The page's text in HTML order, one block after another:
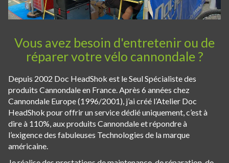
Vous avez besoin d'entretenir ou de
réparer votre vélo cannondale ?
Depuis 2002 Doc HeadShok est le Seul Spécialiste des
produits Cannondale en France. Après 6 années chez
Cannondale Europe (1996/2001), j’ai créé l’Atelier Doc
HeadShok pour offrir un service dédié uniquement, c’est à
dire à 110%, aux produits Cannondale et répondre à
l’exigence des fabuleuses Technologies de la marque
américaine.